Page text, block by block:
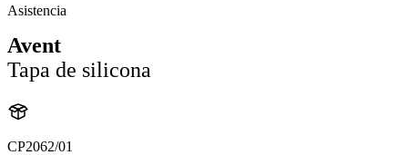
Asistencia
Avent
Tapa de silicona
CP2062/01